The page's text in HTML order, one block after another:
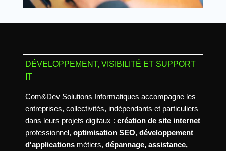
DÉVELOPPEMENT, VISIBILITÉ ET SUPPORT
IT
Com&Dev Solutions Informatiques accompagne les
entreprises, collectivités, indépendants et particuliers
dans leurs projets digitaux : création de site internet
professionnel, optimisation SEO, développement
d'applicationsmétiers, dépannage, assistance,